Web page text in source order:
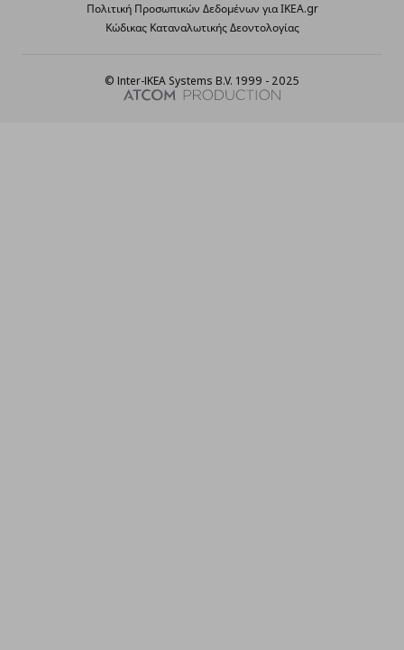
Πολιτική Προσωπικών Δεδομένων για ΙΚΕΑ.gr
Κώδικας Καταναλωτικής Δεοντολογίας
© Inter-IKEA Systems B.V. 1999 - 2025